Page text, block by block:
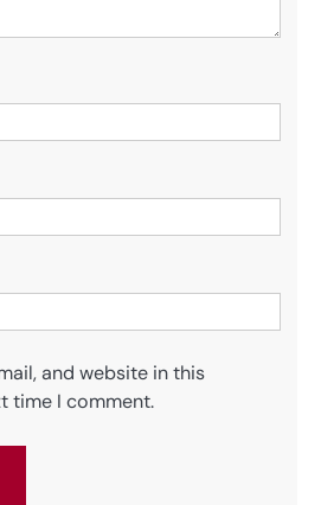
and website in this
time I comment.